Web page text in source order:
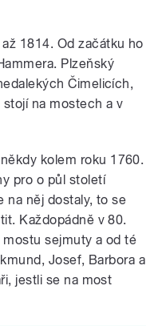
1814. Od začátku ho
Plzeňský
Čimelicích,
na mostech a v
kolem roku 1760.
pro o půl století
na něj dostaly, to se
Každopádně v 80.
sejmuty a od té
Josef, Barbora a
jestli se na most